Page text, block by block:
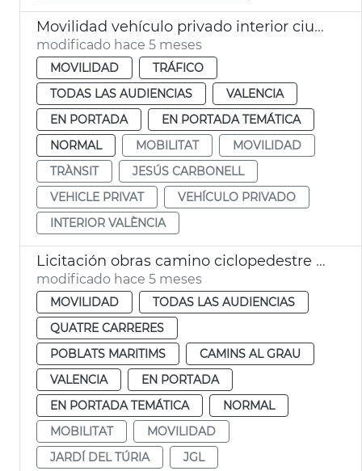
Movilidad vehículo privado interior ciudad València madriguera 4%
modificado hace 5 meses
MOVILIDAD
TRÁFICO
TODAS LAS AUDIENCIAS
VALENCIA
EN PORTADA
EN PORTADA TEMÁTICA
NORMAL
MOBILITAT
MOVILIDAD
TRÀNSIT
JESÚS CARBONELL
VEHICLE PRIVAT
VEHÍCULO PRIVADO
INTERIOR VALÈNCIA
Licitación obras camino ciclopedestre Jardín Túria València
modificado hace 5 meses
MOVILIDAD
TODAS LAS AUDIENCIAS
QUATRE CARRERES
POBLATS MARITIMS
CAMINS AL GRAU
VALENCIA
EN PORTADA
EN PORTADA TEMÁTICA
NORMAL
MOBILITAT
MOVILIDAD
JARDÍ DEL TÚRIA
JGL